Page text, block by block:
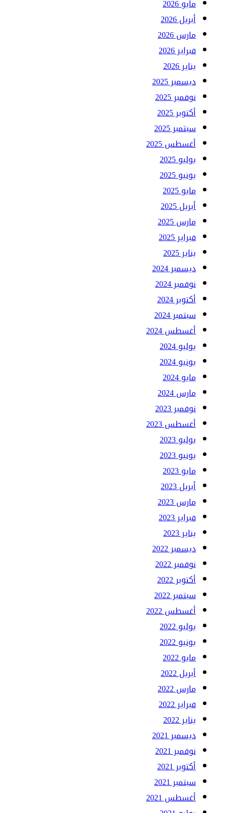
مايو 2026
أبريل 2026
مارس 2026
فبراير 2026
يناير 2026
ديسمبر 2025
نوفمبر 2025
أكتوبر 2025
سبتمبر 2025
أغسطس 2025
يوليو 2025
يونيو 2025
مايو 2025
أبريل 2025
مارس 2025
فبراير 2025
يناير 2025
ديسمبر 2024
نوفمبر 2024
أكتوبر 2024
سبتمبر 2024
أغسطس 2024
يوليو 2024
يونيو 2024
مايو 2024
مارس 2024
نوفمبر 2023
أغسطس 2023
يوليو 2023
يونيو 2023
مايو 2023
أبريل 2023
مارس 2023
فبراير 2023
يناير 2023
ديسمبر 2022
نوفمبر 2022
أكتوبر 2022
سبتمبر 2022
أغسطس 2022
يوليو 2022
يونيو 2022
مايو 2022
أبريل 2022
مارس 2022
فبراير 2022
يناير 2022
ديسمبر 2021
نوفمبر 2021
أكتوبر 2021
سبتمبر 2021
أغسطس 2021